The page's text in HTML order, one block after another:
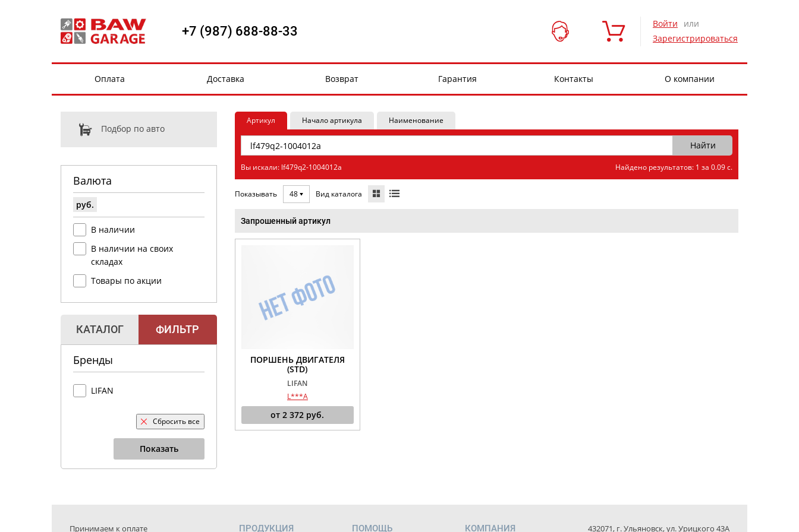
+7 (987) 688-88-33 Войти
или
Зарегистрироваться
Оплата Доставка Возврат Гарантия Контакты О компании
Подбор по авто
Валюта
руб.
В наличии
В наличии на своих
складах
Товары по акции
КАТАЛОГ ФИЛЬТР
Бренды
LIFAN
Сбросить все
Показать
Артикул Начало артикула Наименование
Вы искали: lf479q2-1004012a Найдено результатов: 1 за 0.09 с.
Показывать 48 Вид каталога
Запрошенный артикул
ПОРШЕНЬ ДВИГАТЕЛЯ
(STD)
LIFAN
L***A
от2 372 руб.
Принимаем к оплате ПРОДУКЦИЯ ПОМОЩЬ КОМПАНИЯ 432071, г. Ульяновск, ул. Урицкого 43А